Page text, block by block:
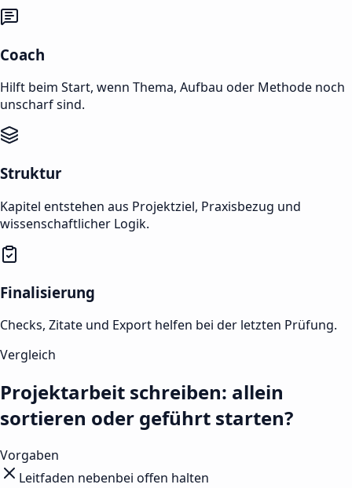
Coach
Hilft beim Start, wenn Thema, Aufbau oder Methode noch
unscharf sind.
Struktur
Kapitel entstehen aus Projektziel, Praxisbezug und
wissenschaftlicher Logik.
Finalisierung
Checks, Zitate und Export helfen bei der letzten Prüfung.
Vergleich
Projektarbeit schreiben: allein
sortieren oder geführt starten?
Vorgaben
Leitfaden nebenbei offen halten